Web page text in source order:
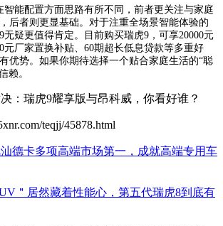
智能配置方面思路有所不同，前者更关注与家庭
后者则更显基础。对于注重全场景智能体验的
疑更值得肯定。目前购买瑞虎9，可享20000元
元厂家置换补贴、60期超长低息贷款等多重好
优势。如果你期待选择一个贴合家庭生活的“聪
赖。
：瑞虎9耀享版与昂科威，你看好谁？
teqjj/45878.html
德卡多项高端市场第一，成就高端专用车
＂居然藏着性能心，第五代瑞虎8到底有